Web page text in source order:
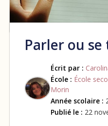
Parler ou se
Écrit par :
École : École
Morin
Année scolaire :
Publié le : 22